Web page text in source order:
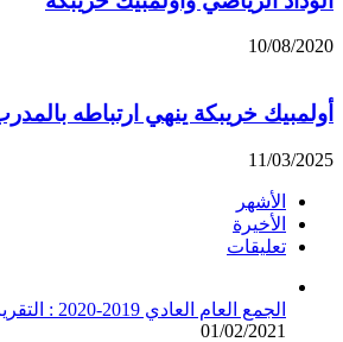
10/08/2020
أولمبيك خريبكة ينهي ارتباطه
11/03/2025
الأشهر
الأخيرة
تعليقات
الجمع العام العادي 2019-2020 : التقرير الادبي والتقرير المالي
01/02/2021